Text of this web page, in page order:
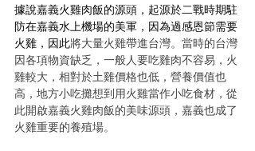
據說嘉義火雞肉飯的源頭，起源於二戰時期駐
防在嘉義水上機場的美軍，因為過感恩節需要
火雞，因此將大量火雞帶進台灣。當時的台灣
因各項物資缺乏，一般人要吃雞肉不容易，火
雞較大，相對於土雞價格也低，營養價值也
高，地方小吃攤想到用火雞當作小吃食材，從
此開啟嘉義火雞肉飯的美味源頭，嘉義也成了
火雞重要的養殖場。